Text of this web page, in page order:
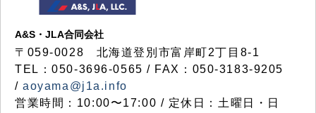
A&S・JLA合同会社
〒 059-0028 北海道登別市富岸町2丁目 8-1
TEL：050-3696-0565 / FAX：050-3183-9205
/aoyama@j1a.info
営業時間：10:00〜17:00 / 定休日：土曜日・日